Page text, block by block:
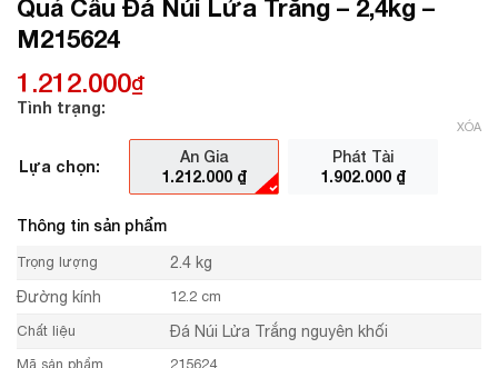
Quả Cầu Đá Núi Lửa Trắng – 2,4kg –
M215624
1.212.000₫
Tình trạng:
Lựa chọn:
An Gia
1.212.000 ₫
Phát Tài
1.902.000 ₫
XÓA
Thông tin sản phẩm
Trọng lượng
2.4 kg
Đường kính
12.2 cm
Chất liệu Đá Núi Lửa Trắng nguyên khối
Mã sản phẩm 215624